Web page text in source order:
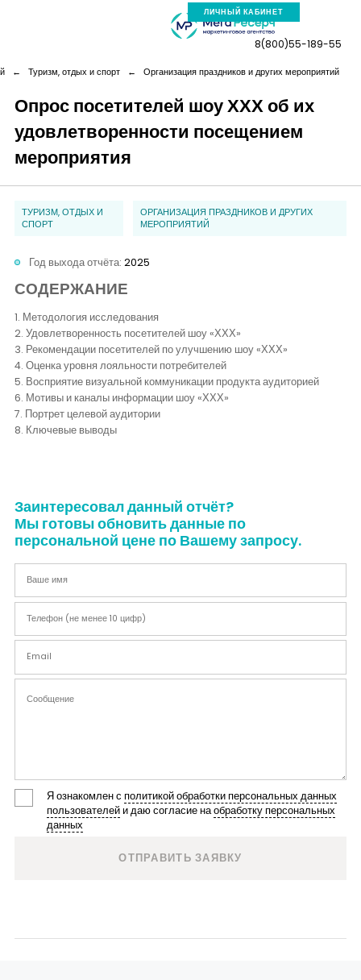
ЛИЧНЫЙ КАБИНЕТ
Компания
Новая реальность
Кейсы
Аналитика
Контакты
8(800)55-189-55
← Туризм, отдых и спорт ← Организация праздников и других мероприятий
Опрос посетителей шоу ХХХ об их
удовлетворенности посещением
мероприятия
ТУРИЗМ, ОТДЫХ И
СПОРТ
ОРГАНИЗАЦИЯ ПРАЗДНИКОВ И ДРУГИХ
МЕРОПРИЯТИЙ
Год выхода отчёта: 2025
СОДЕРЖАНИЕ
1. Методология исследования
2. Удовлетворенность посетителей шоу «ХХХ»
3. Рекомендации посетителей по улучшению шоу «ХХХ»
4. Оценка уровня лояльности потребителей
5. Восприятие визуальной коммуникации продукта аудиторией
6. Мотивы и каналы информации шоу «ХХХ»
7. Портрет целевой аудитории
8. Ключевые выводы
Заинтересовал данный отчёт?
Мы готовы обновить данные по
персональной цене по Вашему запросу.
Я ознакомлен с политикой обработки персональных данных
пользователейи даю согласие наобработку персональных
данных